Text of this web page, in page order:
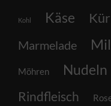
Kohl Käse
Marmelade
Möhren Nudeln
Rindfleisch